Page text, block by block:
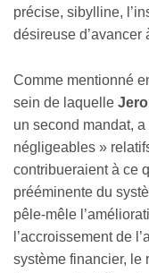
précise, sibylline,
désireuse d’avancer
Comme mentionné
sein de laquelle
un second mandat,
négligeables »
contribueraient à ce
prééminente du
pêle-mêle
l’accroissement de
système financier, le